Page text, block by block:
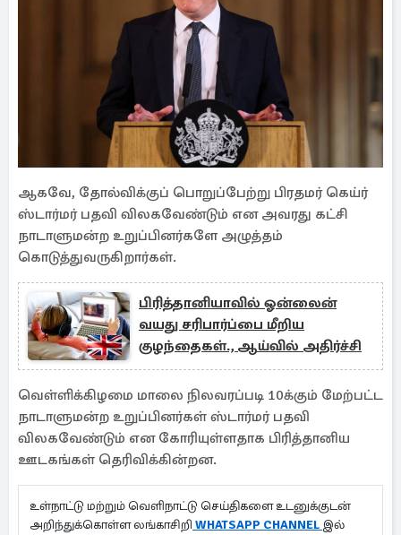
ஆகவே, தோல்விக்குப் பொறுப்பேற்று பிரதமர் கெய்ர்
ஸ்டார்மர் பதவி விலகவேண்டும் என அவரது கட்சி
நாடாளுமன்ற உறுப்பினர்களே அழுத்தம்
கொடுத்துவருகிறார்கள்.
பிரித்தானியாவில் ஓன்லைன்
வயது சரிபார்ப்பை மீறிய
குழந்தைகள்., ஆய்வில் அதிர்ச்சி
வெள்ளிக்கிழமை மாலை நிலவரப்படி 10க்கும் மேற்பட்ட
நாடாளுமன்ற உறுப்பினர்கள் ஸ்டார்மர் பதவி
விலகவேண்டும் என கோரியுள்ளதாக பிரித்தானிய
ஊடகங்கள் தெரிவிக்கின்றன.
உள்நாட்டு மற்றும் வெளிநாட்டு செய்திகளை உடனுக்குடன்
அறிந்துக்கொள்ள லங்காசிறி WHATSAPP CHANNEL இல்